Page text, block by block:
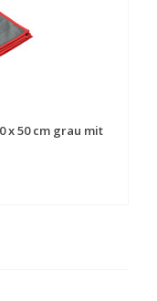
x 50 cm grau mit